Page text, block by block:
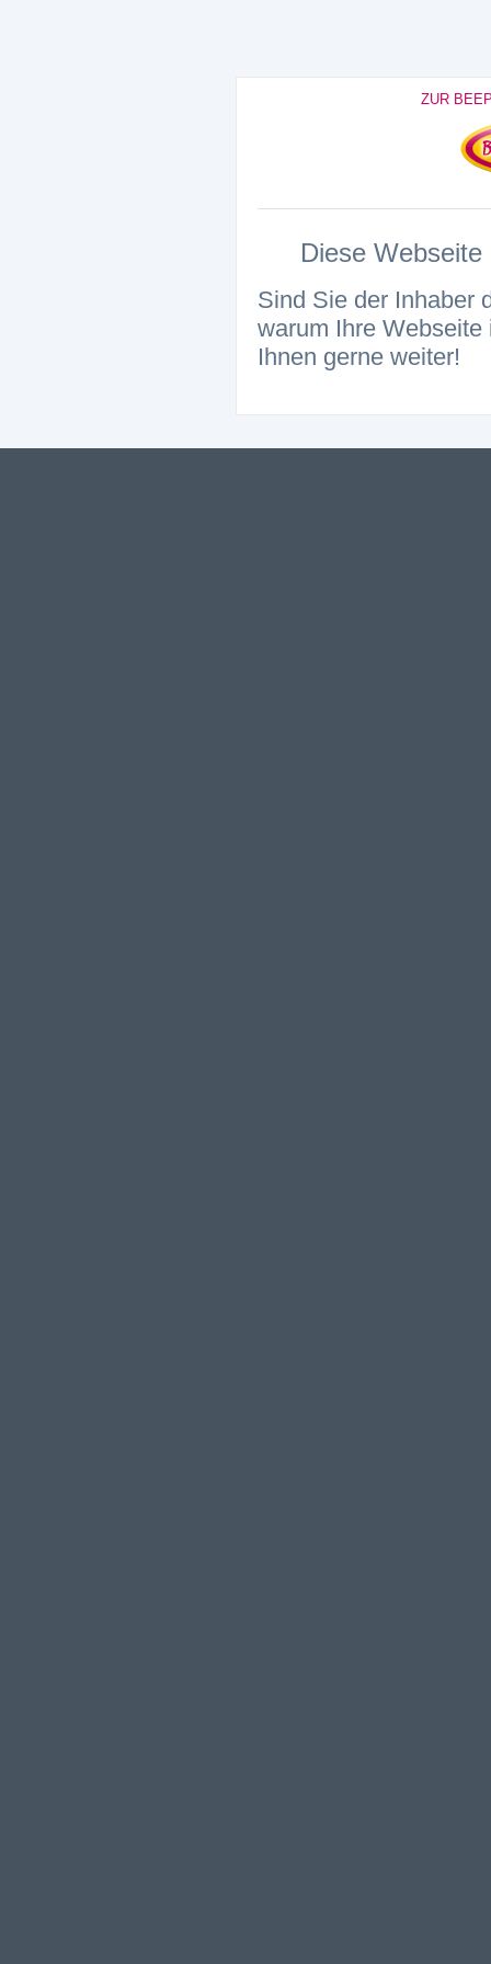
ZUR
Diese
Sind Sie der Inhaber
warum Ihre
Ihnen gerne weiter!